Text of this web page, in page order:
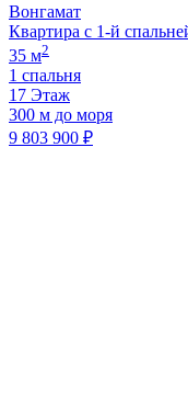
Вонгамат
Квартира с 1-й
35 м2
1 спальня
17 Этаж
300 м до моря
9 803 900 ₽